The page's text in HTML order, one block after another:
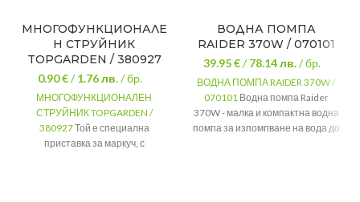
МНОГОФУНКЦИОНАЛЕ
Н СТРУЙНИК
TOPGARDEN / 380927
0.90 €/1.76лв./ бр.
МНОГОФУНКЦИОНАЛЕН
СТРУЙНИК TOPGARDEN /
380927Той е специална
приставка за маркуч, с
ВОДНА ПОМПА
RAIDER 370W / 070101
39.95 €/78.14лв./ бр.
ВОДНА ПОМПА RAIDER 370W /
070101Водна помпа Raider
370W - малка и компактна водна
помпа за изпомпване на вода до